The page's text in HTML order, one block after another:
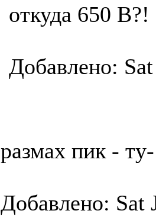
откуда 650 В?!
Добавлено:
размах пик -
Добавлено: Sat